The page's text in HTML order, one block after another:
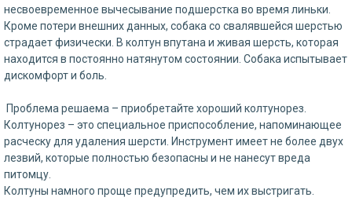
несвоевременное вычесывание подшерстка во время линьки.
Кроме потери внешних данных, собака со свалявшейся шерстью
страдает физически. В колтун впутана и живая шерсть, которая
находится в постоянно натянутом состоянии. Собака испытывает
дискомфорт и боль.
Проблема решаема – приобретайте хороший колтунорез.
Колтунорез – это специальное приспособление, напоминающее
расческу для удаления шерсти. Инструмент имеет не более двух
лезвий, которые полностью безопасны и не нанесут вреда
питомцу.
Колтуны намного проще предупредить, чем их выстригать.